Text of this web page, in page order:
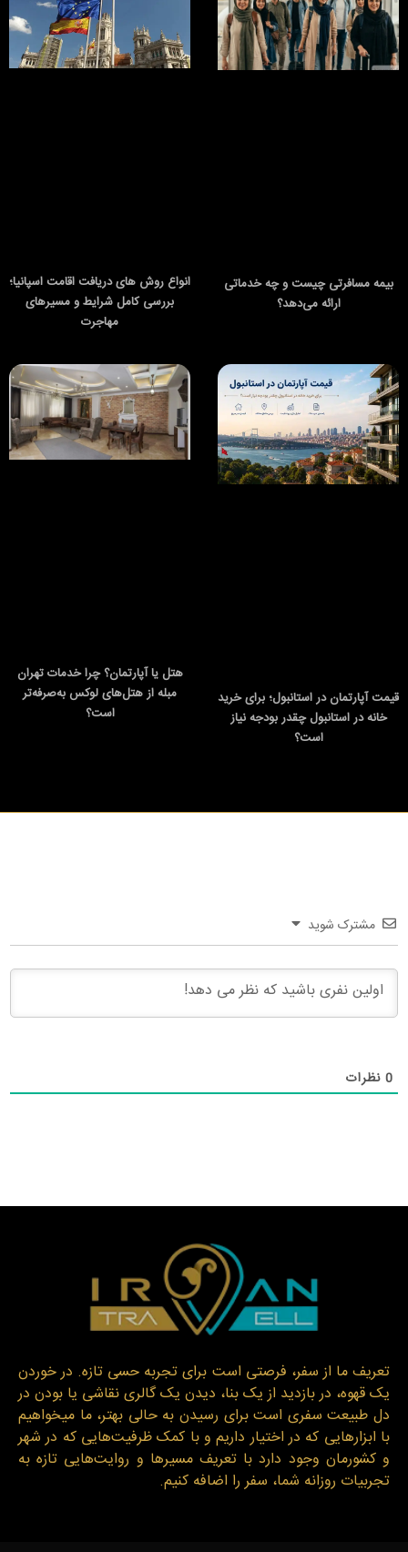
بیمه مسافرتی چیست و چه خدماتی
ارائه می‌دهد؟
انواع روش های دریافت اقامت اسپانیا؛
بررسی کامل شرایط و مسیرهای
مهاجرت
قیمت آپارتمان در استانبول؛ برای خرید
خانه در استانبول چقدر بودجه نیاز
است؟
هتل یا آپارتمان؟ چرا خدمات تهران
مبله از هتل‌های لوکس به‌صرفه‌تر
است؟
مشترک شوید
0 نظرات
تعریف ما از سفر، فرصتی است برای تجربه حسی تازه. در خوردن
یک قهوه، در بازدید از یک بنا، دیدن یک گالری نقاشی یا بودن در
دل طبیعت سفری است برای رسیدن به حالی بهتر، ما میخواهیم
با ابزارهایی که در اختیار داریم و با کمک ظرفیت‌هایی که در شهر
و کشورمان وجود دارد با تعریف مسیرها و روایت‌هایی تازه به
تجربیات روزانه شما، سفر را اضافه کنیم.